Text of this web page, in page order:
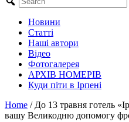
Новини
Статті
Наші автори
Відео
Фотогалерея
АРХІВ НОМЕРІВ
Куди піти в Ірпені
Home / До 13 травня готель
вашу Великодню допомогу